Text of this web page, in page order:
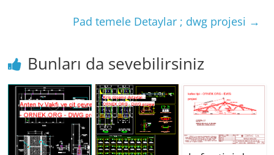
Pad temele Detaylar ; dwg projesi →
Bunları da sevebilirsiniz